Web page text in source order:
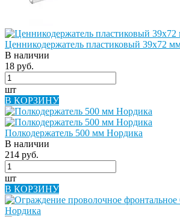
Ценникодержатель пластиковый 39х72
В наличии
18 руб.
шт
В КОРЗИНУ
Полкодержатель 500 мм Нордика
В наличии
214 руб.
шт
В КОРЗИНУ